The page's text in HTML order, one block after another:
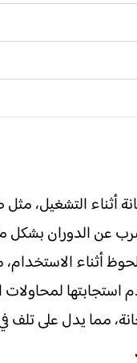
أثناء التشغيل،
عن الدوران بشكل
أثناء
لمحاولات
مما يدل على تلف